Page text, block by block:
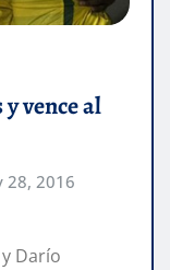
vence al
28, 2016
Darío